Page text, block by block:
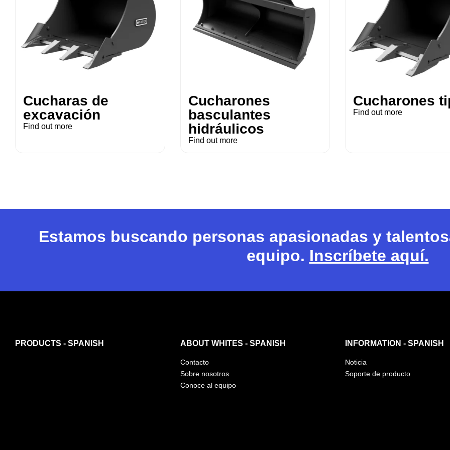
Cucharas de
excavación
Find out more
Cucharones
basculantes
hidráulicos
Find out more
Cucharones
Find out more
Estamos buscando personas apasionadas y
equipo. Inscríbete aquí.
PRODUCTS - SPANISH ABOUT WHITES - SPANISH
Contacto
Sobre nosotros
Conoce al equipo
INFORMATION - SPANISH
Noticia
Soporte de producto